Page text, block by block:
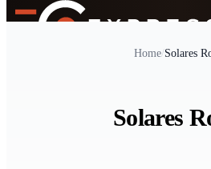
Home/Solares
Solares